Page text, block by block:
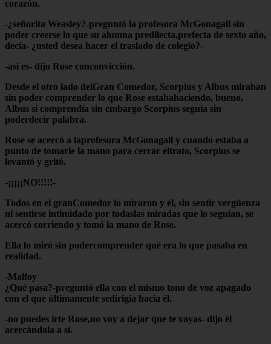
corazón.
-¿señorita Weasley?-preguntó la profesora McGonagall sin
poder creerse lo que su alumna predilecta,prefecta de sexto año,
decía- ¿usted desea hacer el traslado de colegio?-
-así es- dijo Rose conconvicción.
Desde el otro lado delGran Comedor, Scorpius y Albus miraban
sin poder comprender lo que Rose estabahaciendo, bueno,
Albus sí comprendía sin embargo Scorpius seguía sin
poderdecir palabra.
Rose se acercó a laprofesora McGonagall y cuando estaba a
punto de tomarle la mano para cerrar eltrato, Scorpius se
levantó y gritó.
-¡¡¡¡¡NO!!!!!-
Todos en el granComedor lo miraron y él, sin sentir vergüenza
ni sentirse intimidado por todaslas miradas que lo seguían, se
acercó corriendo y tomó la mano de Rose.
Ella lo miró sin podercomprender qué era lo que pasaba en
realidad.
-Malfoy
¿Qué pasa?-preguntó ella con el mismo tono de voz apagado
con el que últimamente sedirigía hacia él.
-no puedes irte Rose,no voy a dejar que te vayas- dijo él
acercándola a sí.